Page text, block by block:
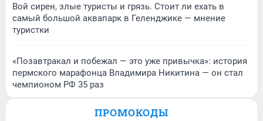
Вой сирен, злые туристы и грязь. Стоит ли ехать в
самый большой аквапарк в Геленджике — мнение
туристки
«Позавтракал и побежал — это уже привычка»: история
пермского марафонца Владимира Никитина — он стал
чемпионом РФ 35 раз
ПРОМОКОДЫ